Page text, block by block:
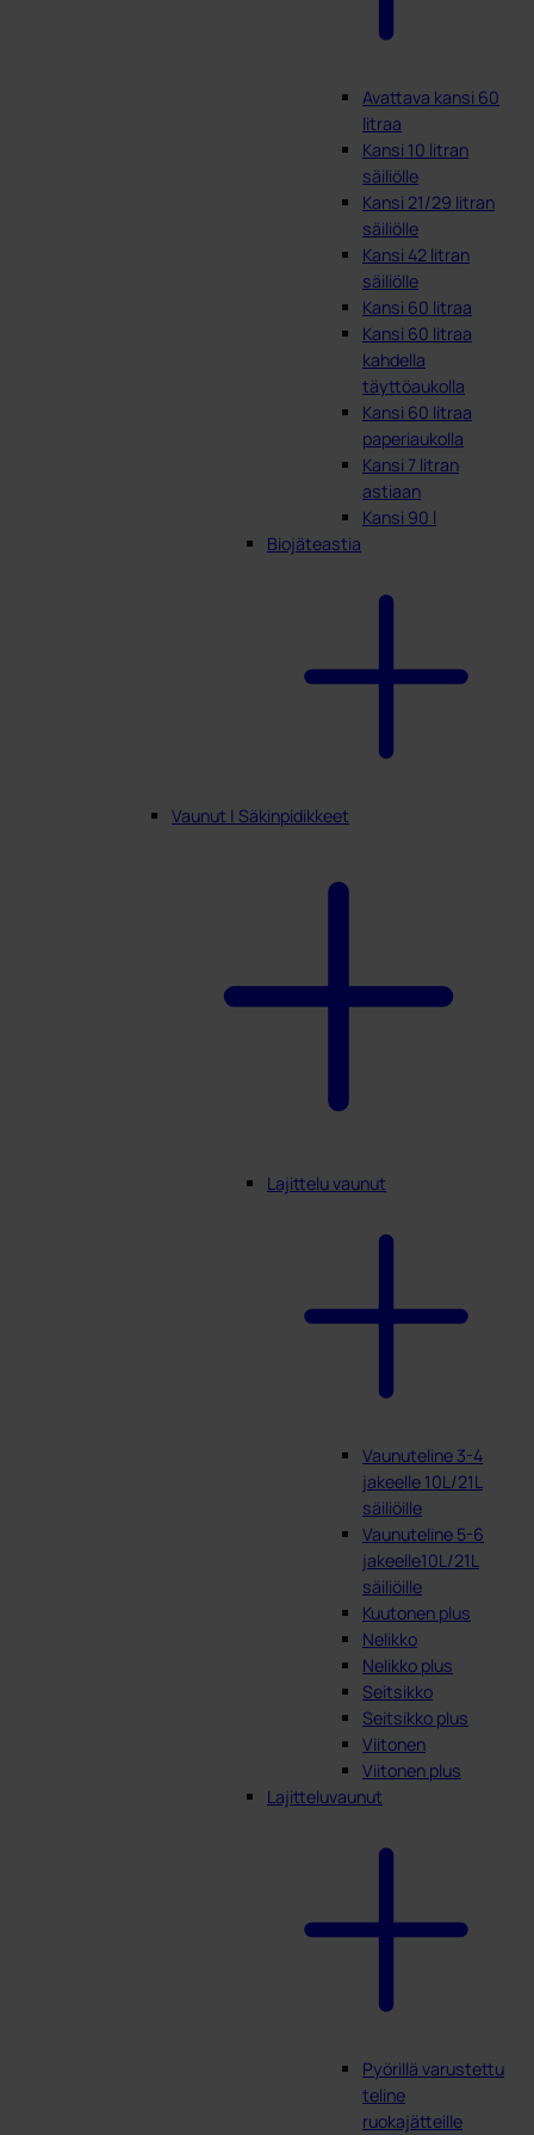
Avattava kansi 60
litraa
Kansi 10 litran
säiliölle
Kansi 21/29 litran
säiliölle
Kansi 42 litran
säiliölle
Kansi 60 litraa
Kansi 60 litraa
kahdella
täyttöaukolla
Kansi 60 litraa
paperiaukolla
Kansi 7 litran
astiaan
Kansi 90 l
Biojäteastia
Vaunut | Säkinpidikkeet
Lajittelu vaunut
Vaunuteline 3-4
jakeelle 10L/21L
säiliöille
Vaunuteline 5-6
jakeelle10L/21L
säiliöille
Kuutonen plus
Nelikko
Nelikko plus
Seitsikko
Seitsikko plus
Viitonen
Viitonen plus
Lajitteluvaunut
Pyörillä varustettu
teline
ruokajätteille